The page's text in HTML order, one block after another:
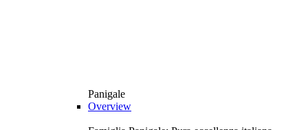
Panigale
Overview